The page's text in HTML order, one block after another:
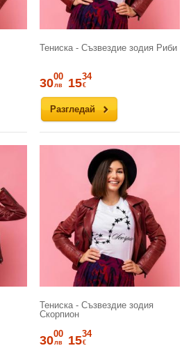
Тениска - Съзвездие зодия Риби
Разгледай
3000
лв 1534
€
Тениска - Съзвездие зодия
Скорпион
3000
лв 1534
€